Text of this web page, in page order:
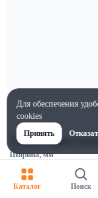
Ширина, мм
260
Высота, мм
Каталог Поиск
Для обеспечения
cookies
Принять